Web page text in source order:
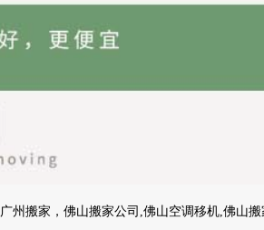
广州搬家，佛山搬家公司,佛山空调移机,佛山搬